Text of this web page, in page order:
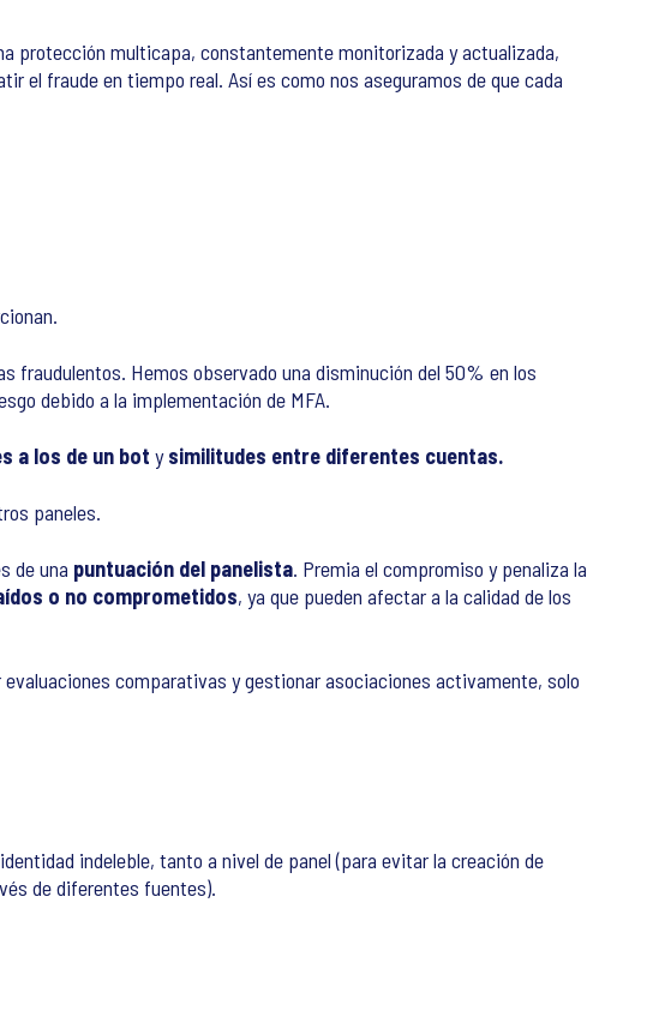
protección multicapa, constantemente monitorizada y actualizada,
el fraude en tiempo real. Así es como nos aseguramos de que cada
fraudulentos. Hemos observado una disminución del 50% en los
debido a la implementación de MFA.
a los de un bot ysimilitudes entre diferentes cuentas.
paneles.
de una puntuación del panelista. Premia el compromiso y penaliza la
o no comprometidos, ya que pueden afectar a la calidad de los
evaluaciones comparativas y gestionar asociaciones activamente, solo
indeleble, tanto a nivel de panel (para evitar la creación de
de diferentes fuentes).